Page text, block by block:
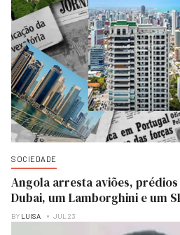
SOCIEDADE
Angola arresta aviões,
Dubai, um Lamborghini e um
BY LUISA JUL 23